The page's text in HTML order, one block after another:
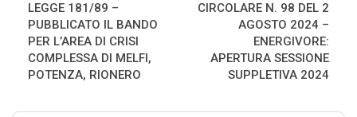
LEGGE 181/89 –
PUBBLICATO IL BANDO
PER L’AREA DI CRISI
COMPLESSA DI MELFI,
POTENZA, RIONERO
CIRCOLARE N. 98 DEL 2
AGOSTO 2024 –
ENERGIVORE:
APERTURA SESSIONE
SUPPLETIVA 2024